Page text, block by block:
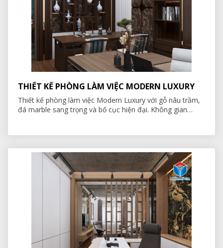
THIẾT KẾ PHÒNG LÀM VIỆC MODERN LUXURY
Thiết kế phòng làm việc Modern Luxury với gỗ nâu trầm,
đá marble sang trọng và bố cục hiện đại. Không gian